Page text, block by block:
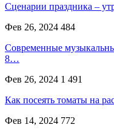
Сценарии праздника –
Фев 26, 2024 484
Современные
8…
Фев 26, 2024 1 491
Как посеять томаты на
Фев 14, 2024 772